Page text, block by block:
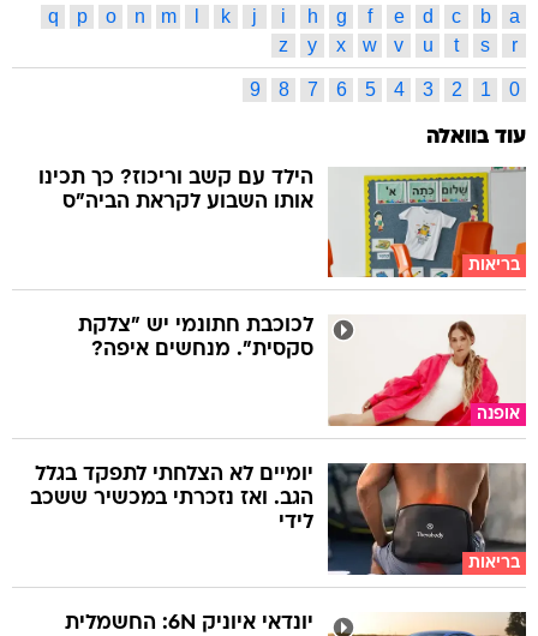
a
b
c
d
e
f
g
h
i
j
k
m
n
o
p
q
r
s
t
u
v
w
x
y
z
0
1
2
3
4
5
6
7
8
9
עוד בוואלה
בריאות
הילד עם קשב וריכוז? כך תכינו
אותו השבוע לקראת הביה"ס
אופנה
לכוכבת חתונמי יש "צלקת
סקסית". מנחשים איפה?
בריאות
יומיים לא הצלחתי לתפקד בגלל
הגב. ואז נזכרתי במכשיר ששכב
לידי
יונדאי איוניק 6N: החשמלית